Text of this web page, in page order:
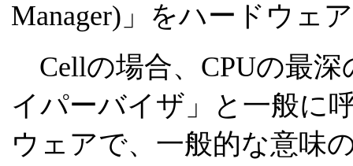
Manager)」をハードウェ
Cellの場合、CPUの最
イパーバイザ」と一般に
ウェアで、一般的な意味